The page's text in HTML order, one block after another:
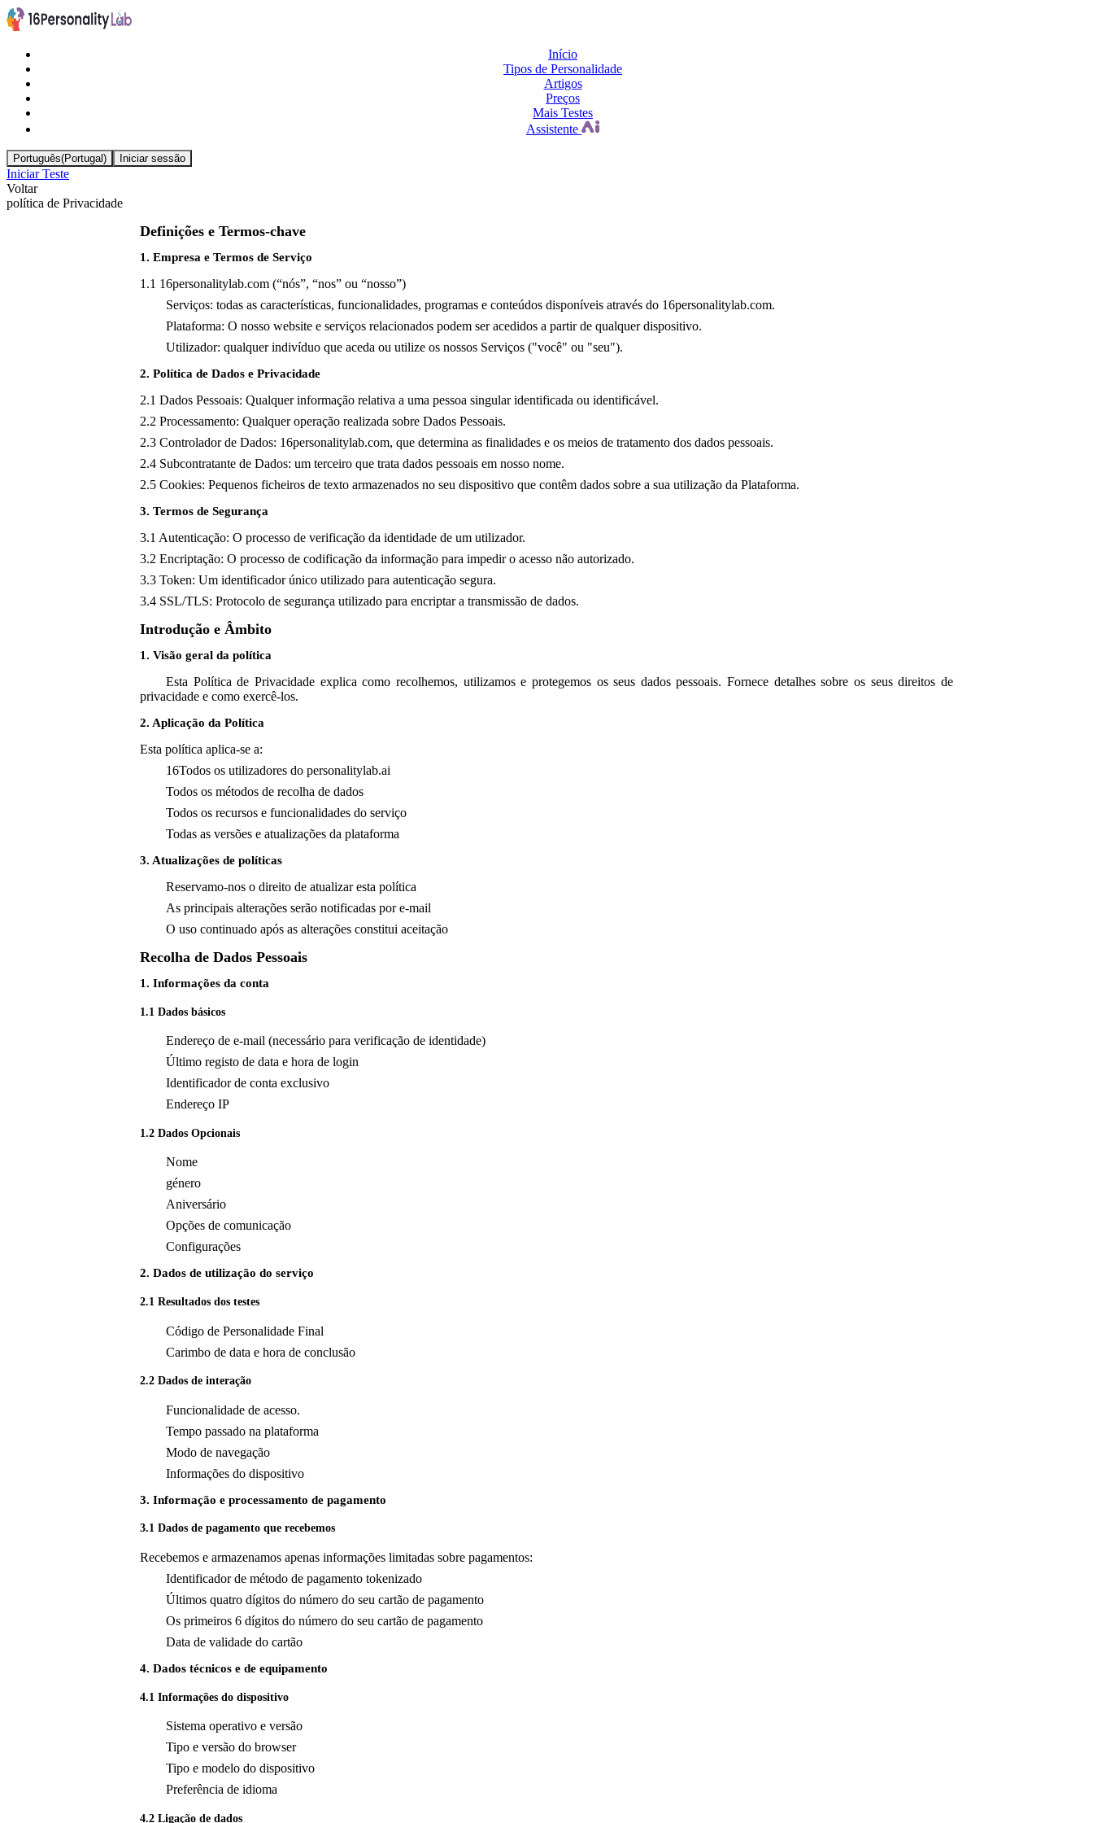
Início
Tipos de Personalidade
Artigos
Preços
Mais Testes
Assistente
Português(Portugal) Iniciar sessão
Iniciar Teste
Voltar
política de Privacidade
Definições e Termos-chave
1. Empresa e Termos de Serviço
1.1 16personalitylab.com (“nós”, “nos” ou “nosso”)
Serviços: todas as características, funcionalidades, programas e conteúdos disponíveis através do 16personalitylab.com.
Plataforma: O nosso website e serviços relacionados podem ser acedidos a partir de qualquer dispositivo.
Utilizador: qualquer indivíduo que aceda ou utilize os nossos Serviços ("você" ou "seu").
2. Política de Dados e Privacidade
2.1 Dados Pessoais: Qualquer informação relativa a uma pessoa singular identificada ou identificável.
2.2 Processamento: Qualquer operação realizada sobre Dados Pessoais.
2.3 Controlador de Dados: 16personalitylab.com, que determina as finalidades e os meios de tratamento dos dados pessoais.
2.4 Subcontratante de Dados: um terceiro que trata dados pessoais em nosso nome.
2.5 Cookies: Pequenos ficheiros de texto armazenados no seu dispositivo que contêm dados sobre a sua utilização da Plataforma.
3. Termos de Segurança
3.1 Autenticação: O processo de verificação da identidade de um utilizador.
3.2 Encriptação: O processo de codificação da informação para impedir o acesso não autorizado.
3.3 Token: Um identificador único utilizado para autenticação segura.
3.4 SSL/TLS: Protocolo de segurança utilizado para encriptar a transmissão de dados.
Introdução e Âmbito
1. Visão geral da política
Esta Política de Privacidade explica como recolhemos, utilizamos e protegemos os seus dados pessoais. Fornece detalhes sobre os seus direitos de
privacidade e como exercê-los.
2. Aplicação da Política
Esta política aplica-se a:
16Todos os utilizadores do personalitylab.ai
Todos os métodos de recolha de dados
Todos os recursos e funcionalidades do serviço
Todas as versões e atualizações da plataforma
3. Atualizações de políticas
Reservamo-nos o direito de atualizar esta política
As principais alterações serão notificadas por e-mail
O uso continuado após as alterações constitui aceitação
Recolha de Dados Pessoais
1. Informações da conta
1.1 Dados básicos
Endereço de e-mail (necessário para verificação de identidade)
Último registo de data e hora de login
Identificador de conta exclusivo
Endereço IP
1.2 Dados Opcionais
Nome
género
Aniversário
Opções de comunicação
Configurações
2. Dados de utilização do serviço
2.1 Resultados dos testes
Código de Personalidade Final
Carimbo de data e hora de conclusão
2.2 Dados de interação
Funcionalidade de acesso.
Tempo passado na plataforma
Modo de navegação
Informações do dispositivo
3. Informação e processamento de pagamento
3.1 Dados de pagamento que recebemos
Recebemos e armazenamos apenas informações limitadas sobre pagamentos:
Identificador de método de pagamento tokenizado
Últimos quatro dígitos do número do seu cartão de pagamento
Os primeiros 6 dígitos do número do seu cartão de pagamento
Data de validade do cartão
4. Dados técnicos e de equipamento
4.1 Informações do dispositivo
Sistema operativo e versão
Tipo e versão do browser
Tipo e modelo do dispositivo
Preferência de idioma
4.2 Ligação de dados